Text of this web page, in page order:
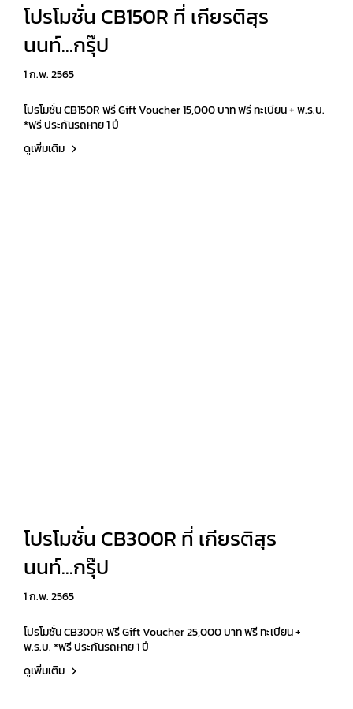
โปรโมชั่น CB150R ที่ เกียรติสุร
นนท์...กรุ๊ป
1 ก.พ. 2565
โปรโมชั่น CB150R ฟรี Gift Voucher 15,000 บาท ฟรี ทะเบียน + พ.ร.บ.
*ฟรี ประกันรถหาย 1 ปี
ดูเพิ่มเติม
โปรโมชั่น CB300R ที่ เกียรติสุร
นนท์...กรุ๊ป
1 ก.พ. 2565
โปรโมชั่น CB300R ฟรี Gift Voucher 25,000 บาท ฟรี ทะเบียน +
พ.ร.บ. *ฟรี ประกันรถหาย 1 ปี
ดูเพิ่มเติม